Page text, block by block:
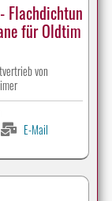
- Flachdichtun
für Oldtim
von
E-Mail